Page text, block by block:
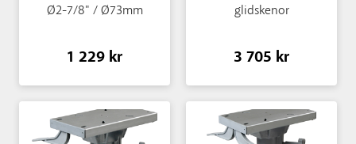
Ø2-7/8" / Ø73mm
1 229 kr
glidskenor
3 705 kr